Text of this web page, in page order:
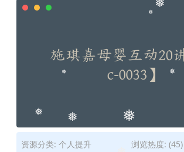
❅ ❅
❅
❅
资源分类: 个人提升
浏览热度: (45)